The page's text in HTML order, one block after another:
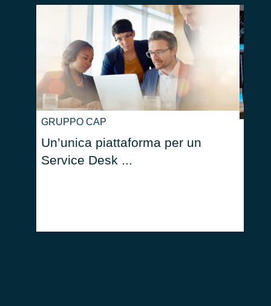
GRUPPO CAP
Un’unica piattaforma per un
Service Desk ...